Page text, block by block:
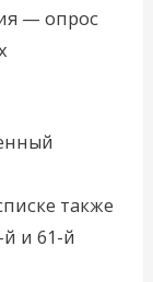
— опрос
также
и 61-й